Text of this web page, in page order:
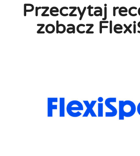
Przeczytaj
zobacz